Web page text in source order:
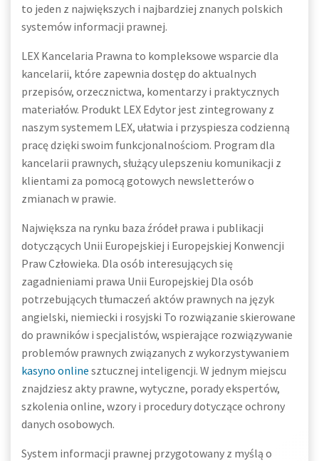
to jeden z największych i najbardziej znanych polskich
systemów informacji prawnej.
LEX Kancelaria Prawna to kompleksowe wsparcie dla
kancelarii, które zapewnia dostęp do aktualnych
przepisów, orzecznictwa, komentarzy i praktycznych
materiałów. Produkt LEX Edytor jest zintegrowany z
naszym systemem LEX, ułatwia i przyspiesza codzienną
pracę dzięki swoim funkcjonalnościom. Program dla
kancelarii prawnych, służący ulepszeniu komunikacji z
klientami za pomocą gotowych newsletterów o
zmianach w prawie.
Największa na rynku baza źródeł prawa i publikacji
dotyczących Unii Europejskiej i Europejskiej Konwencji
Praw Człowieka. Dla osób interesujących się
zagadnieniami prawa Unii Europejskiej Dla osób
potrzebujących tłumaczeń aktów prawnych na język
angielski, niemiecki i rosyjski To rozwiązanie skierowane
do prawników i specjalistów, wspierające rozwiązywanie
problemów prawnych związanych z wykorzystywaniem
kasyno online sztucznej inteligencji. W jednym miejscu
znajdziesz akty prawne, wytyczne, porady ekspertów,
szkolenia online, wzory i procedury dotyczące ochrony
danych osobowych.
System informacji prawnej przygotowany z myślą o